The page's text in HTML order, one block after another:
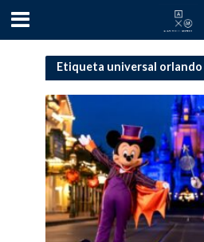
Etiqueta universal orlando